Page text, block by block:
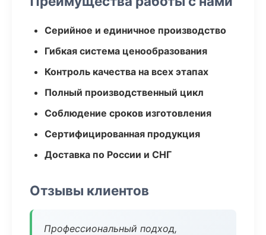
Серийное и единичное производство
Гибкая система ценообразования
Контроль качества на всех этапах
Полный производственный цикл
Соблюдение сроков изготовления
Сертифицированная продукция
Доставка по России и СНГ
Отзывы клиентов
Профессиональный подход,